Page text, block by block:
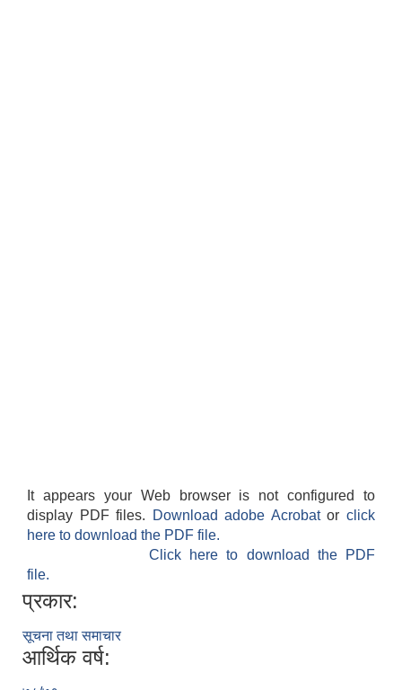
It appears your Web browser is not configured to
display PDF files.
Download adobe Acrobatorclick
here to download the PDF file.
Click here to download the PDF
file.
प्रकार:
सूचना तथा समाचार
आर्थिक वर्ष: